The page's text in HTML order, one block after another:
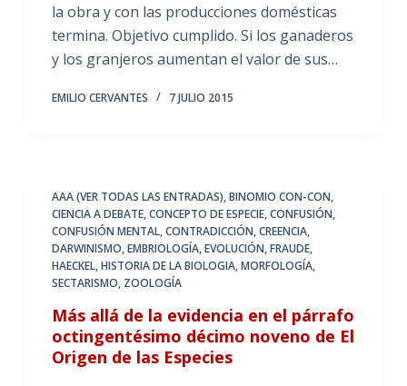
la obra y con las producciones domésticas
termina. Objetivo cumplido. Si los ganaderos
y los granjeros aumentan el valor de sus…
EMILIO CERVANTES 7 JULIO 2015
AAA (VER TODAS LAS ENTRADAS),BINOMIO CON-CON,
CIENCIA A DEBATE,CONCEPTO DE ESPECIE,CONFUSIÓN,
CONFUSIÓN MENTAL,CONTRADICCIÓN,CREENCIA,
DARWINISMO,EMBRIOLOGÍA,EVOLUCIÓN,FRAUDE,
HAECKEL,HISTORIA DE LA BIOLOGIA,MORFOLOGÍA,
SECTARISMO, ZOOLOGÍA
Más allá de la evidencia en el párrafo
octingentésimo décimo noveno de El
Origen de las Especies